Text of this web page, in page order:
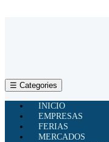
☰ Categories
INICIO
EMPRESAS
FERIAS
MERCADOS